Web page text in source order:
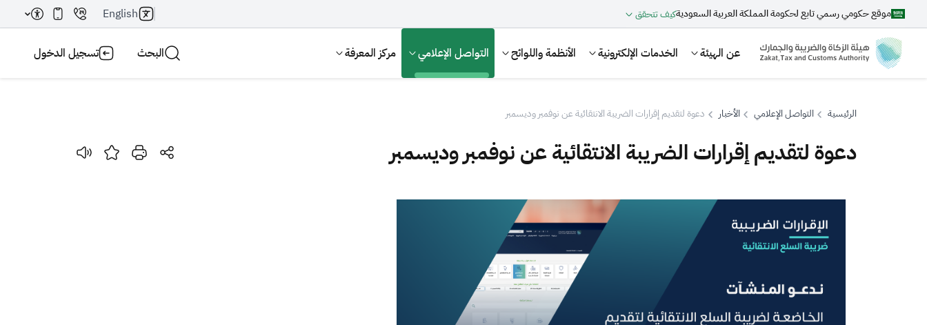
موقع حكومي رسمي تابع لحكومة المملكة العربية السعوديةكيف تتحقق English
عن الهيئة الخدمات الإلكترونية الأنظمة واللوائح التواصل الإعلامي مركز المعرفة البحث تسجيل الدخول
بحث
اقتراحات
ضريبة القيمة المضافة الإقرار الضريبي التصرفات العقارية
الرئيسية التواصل الإعلامي الأخبار دعوة لتقديم إقرارات الضريبة الانتقائية عن نوفمبر وديسمبر
دعوة لتقديم إقرارات الضريبة الانتقائية عن نوفمبر وديسمبر